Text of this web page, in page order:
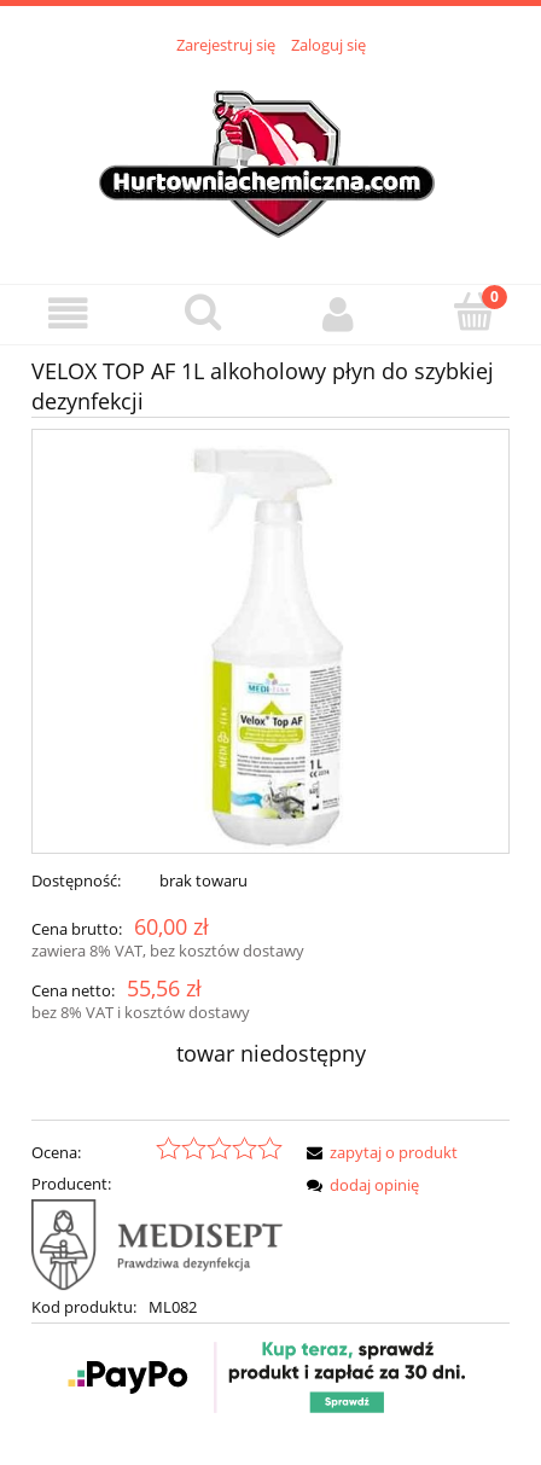
Zarejestruj się Zaloguj się
VELOX TOP AF 1L alkoholowy płyn do szybkiej
dezynfekcji
Dostępność: brak towaru
Cena brutto: 60,00 zł
zawiera 8% VAT, bez kosztów dostawy
Cena netto:
55,56 zł
bez 8% VAT i kosztów dostawy
towar niedostępny
Ocena:
Producent:
Kod produktu: ML082
zapytaj o produkt
dodaj opinię